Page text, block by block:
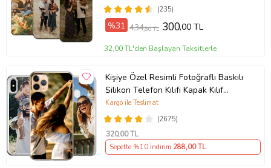
(235)
%31 434,80 TL 300,00 TL
32,00 TL'den Başlayan Taksitlerle
Kişiye Özel Resimli Fotoğraflı Baskılı
Silikon Telefon Kılıfı Kapak Kılıf
(Telefon Modelleri Açıklamada)
(2675)
Kargo ile Teslimat
320,00 TL
Sepette %10 İndirim 288,00 TL